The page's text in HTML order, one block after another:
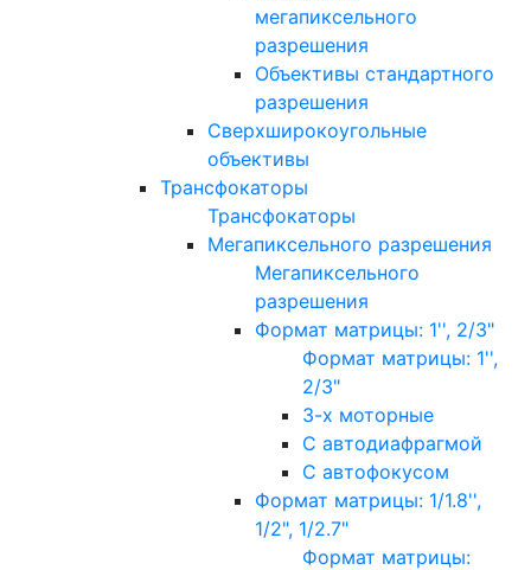
мегапиксельного
разрешения
Объективы стандартного
разрешения
Сверхширокоугольные
объективы
Трансфокаторы
Трансфокаторы
Мегапиксельного разрешения
Мегапиксельного
разрешения
Формат матрицы: 1'', 2/3"
Формат матрицы: 1'',
2/3"
3-х моторные
С автодиафрагмой
С автофокусом
Формат матрицы: 1/1.8'',
1/2", 1/2.7"
Формат матрицы: